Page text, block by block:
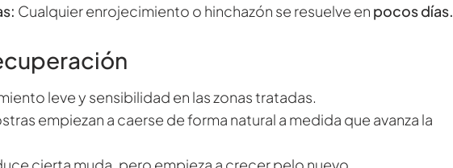
Cualquier enrojecimiento o hinchazón se resuelve en pocos días.
leve y sensibilidad en las zonas tratadas.
empiezan a caerse de forma natural a medida que avanza la
cierta muda, pero empieza a crecer pelo nuevo.